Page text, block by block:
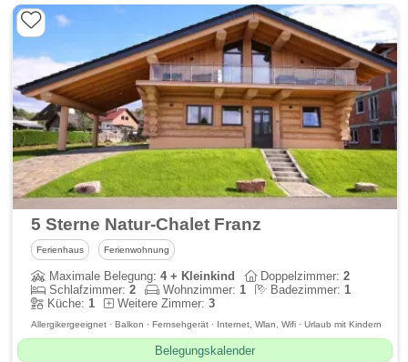
5 Sterne Natur-Chalet Franz
Ferienhaus Ferienwohnung
Maximale Belegung:4 + Kleinkind Doppelzimmer:2
Schlafzimmer:2 Wohnzimmer:1 Badezimmer:1
Küche:1 Weitere Zimmer:3
Allergikergeeignet · Balkon · Fernsehgerät · Internet, Wlan, Wifi · Urlaub mit Kindern
Belegungskalender